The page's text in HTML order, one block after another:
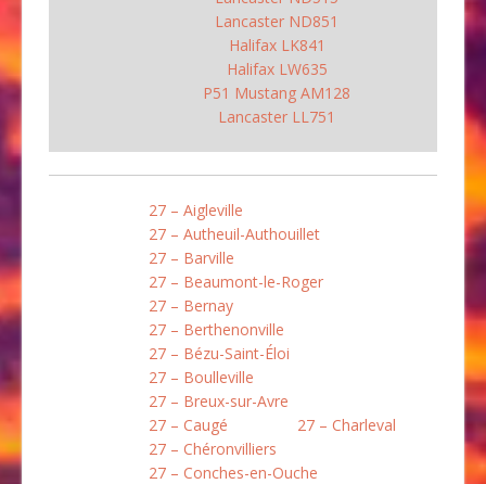
Lancaster ND851
Halifax LK841
Halifax LW635
P51 Mustang AM128
Lancaster LL751
27 – Aigleville
27 – Autheuil-Authouillet
27 – Barville
27 – Beaumont-le-Roger
27 – Bernay
27 – Berthenonville
27 – Bézu-Saint-Éloi
27 – Boulleville
27 – Breux-sur-Avre
27 – Caugé
27 – Charleval
27 – Chéronvilliers
27 – Conches-en-Ouche